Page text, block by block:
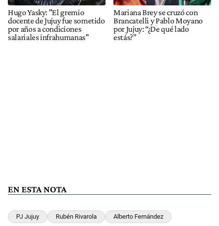
Hugo Yasky: "El gremio
docente de Jujuy fue sometido
por años a condiciones
salariales infrahumanas"
Mariana Brey se cruzó con
Brancatelli y Pablo Moyano
por Jujuy: “¿De qué lado
estás?”
EN ESTA NOTA
PJ Jujuy Rubén Rivarola Alberto Fernández